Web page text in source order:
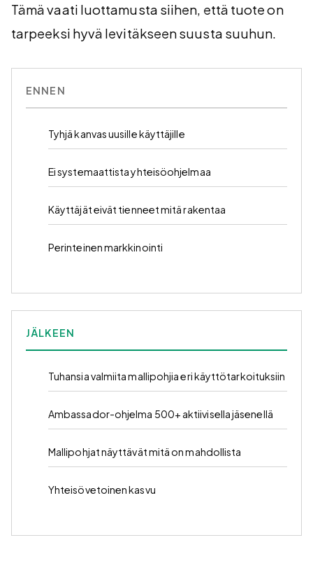
Tämä vaati luottamusta siihen, että tuote on
tarpeeksi hyvä levitäkseen suusta suuhun.
ENNEN
Tyhjä kanvas uusille käyttäjille
Ei systemaattista yhteisöohjelmaa
Käyttäjät eivät tienneet mitä rakentaa
Perinteinen markkinointi
JÄLKEEN
Tuhansia valmiita mallipohjia eri käyttötarkoituksiin
Ambassador-ohjelma 500+ aktiivisella jäsenellä
Mallipohjat näyttävät mitä on mahdollista
Yhteisövetoinen kasvu